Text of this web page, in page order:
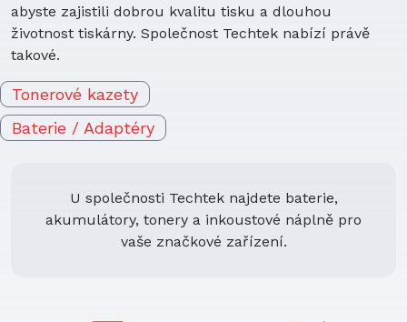
abyste zajistili dobrou kvalitu tisku a dlouhou
životnost tiskárny. Společnost Techtek nabízí právě
takové.
Tonerové kazety
Baterie / Adaptéry
U společnosti Techtek najdete baterie,
akumulátory, tonery a inkoustové náplně pro
vaše značkové zařízení.